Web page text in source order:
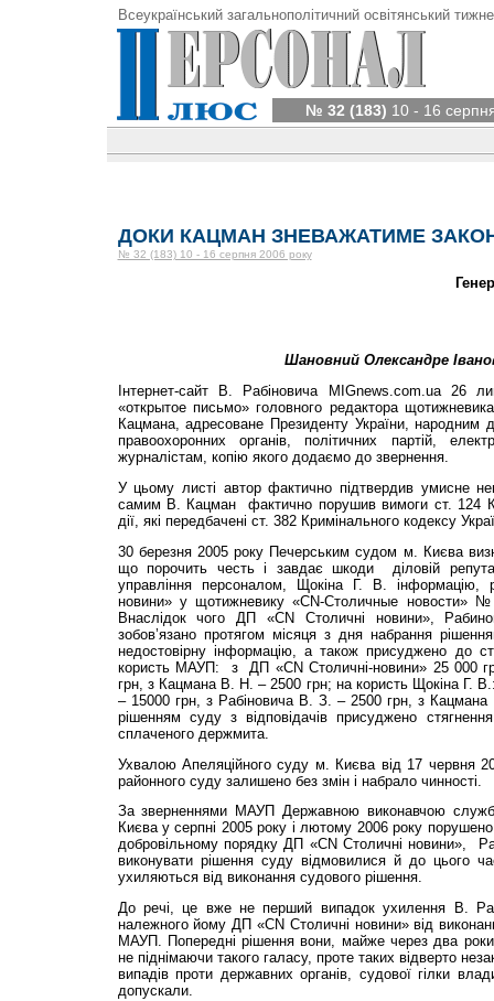
Всеукраїнський загальнополітичний освітянський
№ 32 (183) 10 - 16
ДОКИ КАЦМАН ЗНЕВАЖАТИМЕ
№ 32 (183) 10 - 16 серпня 2006 року
Шановний Олександре
Інтернет-сайт В. Рабіновича MIGnews.cоm.ua 26
«открытое письмо» головного редактора
Кацмана, адресоване Президенту України, народним
правоохоронних органів, політичних партій,
журналістам, копію якого додаємо до звернення.
У цьому листі автор фактично підтвердив умисне
самим В. Кацман фактично порушив вимоги ст. 124
дії, які передбачені ст. 382 Кримінального кодексу
30 березня 2005 року Печерським судом м. Києва
що порочить честь і завдає шкоди діловій
управління персоналом, Щокіна Г. В. інформацію,
новини» у щотижневику «CN-Столичные новости»
Внаслідок чого ДП «CN Столичні новини»,
зобов’язано протягом місяця з дня набрання
недостовірну інформацію, а також присуджено до
користь МАУП: з ДП «CN Столичні-новини» 25 000
грн, з Кацмана В. Н. – 2500 грн; на користь Щокіна Г.
– 15000 грн, з Рабіновича В. З. – 2500 грн, з
рішенням суду з відповідачів присуджено
сплаченого держмита.
Ухвалою Апеляційного суду м. Києва від 17 червня
районного суду залишено без змін і набрало чинності.
За зверненнями МАУП Державною виконавчою
Києва у серпні 2005 року і лютому 2006 року
добровільному порядку ДП «CN Столичні
виконувати рішення суду відмовилися й до цього
ухиляються від виконання судового рішення.
До речі, це вже не перший випадок ухилення В.
належного йому ДП «CN Столичні новини» від
МАУП. Попередні рішення вони, майже через два
не піднімаючи такого галасу, проте таких відверто
випадів проти державних органів, судової гілки
допускали.